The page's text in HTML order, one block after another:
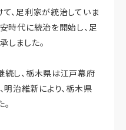
、足利家が統治していま
時代に統治を開始し、足
ました。
続し、栃木県は江戸幕府
明治維新により、栃木県